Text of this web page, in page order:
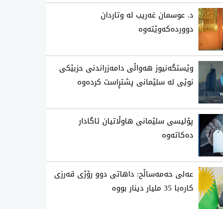
د. عوسمان غەریب لە وتاردان
دووردەکەوێتەوە
وێستگەنیوز هەواڵی دامەزراندنی حزبێکی
نوێی لە سلێمانی پشتڕاست کردەوە
پۆلیسی سلێمانی هاوڵاتیان ئاگادار
ده‌كاته‌وه‌
عه‌لی حه‌مه‌ساڵح: داهاتی دوو رۆژی قه‌رزی
كاره‌با 35 ملیار دینار بووه‌